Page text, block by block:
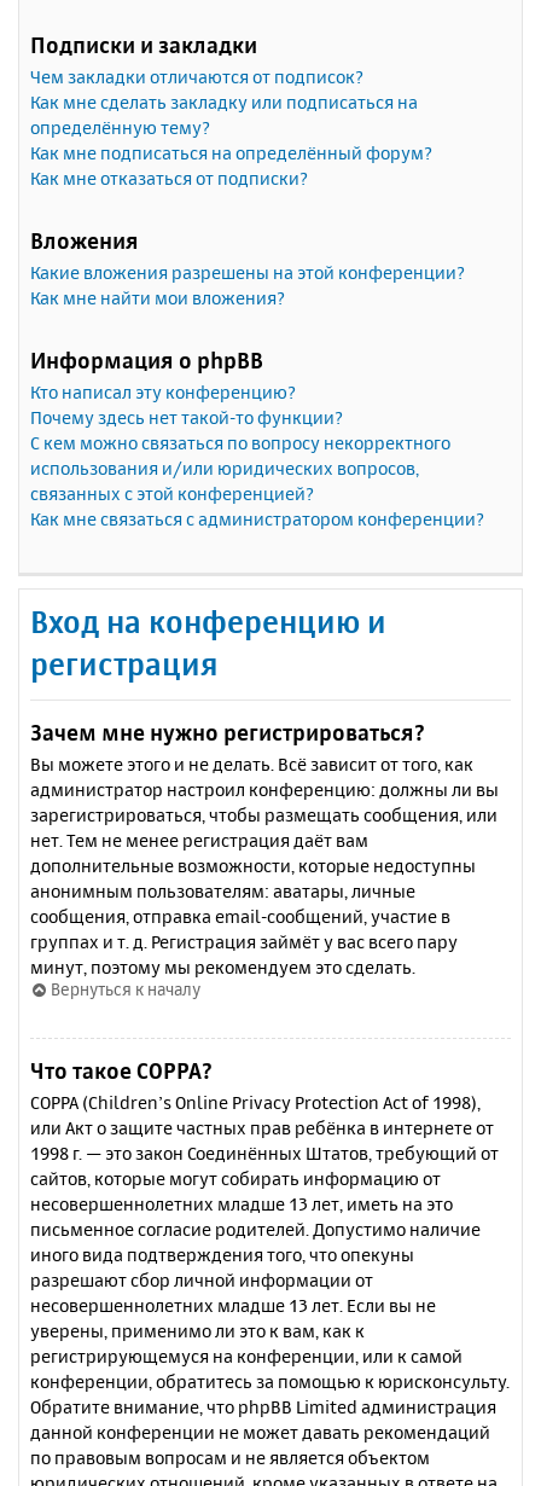
Подписки и закладки
Чем закладки отличаются от подписок?
Как мне сделать закладку или подписаться на
определённую тему?
Как мне подписаться на определённый форум?
Как мне отказаться от подписки?
Вложения
Какие вложения разрешены на этой конференции?
Как мне найти мои вложения?
Информация о phpBB
Кто написал эту конференцию?
Почему здесь нет такой-то функции?
С кем можно связаться по вопросу некорректного
использования и/или юридических вопросов,
связанных с этой конференцией?
Как мне связаться с администратором конференции?
Вход на конференцию и
регистрация
Зачем мне нужно регистрироваться?
Вы можете этого и не делать. Всё зависит от того, как
администратор настроил конференцию: должны ли вы
зарегистрироваться, чтобы размещать сообщения, или
нет. Тем не менее регистрация даёт вам
дополнительные возможности, которые недоступны
анонимным пользователям: аватары, личные
сообщения, отправка email-сообщений, участие в
группах и т. д. Регистрация займёт у вас всего пару
минут, поэтому мы рекомендуем это сделать.
Вернуться к началу
Что такое COPPA?
COPPA (Children’s Online Privacy Protection Act of 1998),
или Акт о защите частных прав ребёнка в интернете от
1998 г. — это закон Соединённых Штатов, требующий от
сайтов, которые могут собирать информацию от
несовершеннолетних младше 13 лет, иметь на это
письменное согласие родителей. Допустимо наличие
иного вида подтверждения того, что опекуны
разрешают сбор личной информации от
несовершеннолетних младше 13 лет. Если вы не
уверены, применимо ли это к вам, как к
регистрирующемуся на конференции, или к самой
конференции, обратитесь за помощью к юрисконсульту.
Обратите внимание, что phpBB Limited администрация
данной конференции не может давать рекомендаций
по правовым вопросам и не является объектом